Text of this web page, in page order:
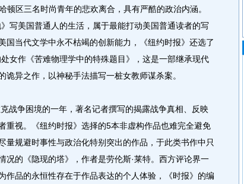
顿区三名时尚青年的悲欢离合，具有严酷的政治内涵。
写美国普通人的生活，属于最能打动美国普通读者的写
国当代文学中永不枯竭的创新能力，《纽约时报》还选了
女作《苦难物理学中的特殊题目》，这是一部继承现代
诡异之作，以神秘手法描写一桩女教师谋杀案。
争困境的一年，著名记者撰写的揭露战争真相、反映
重视。《纽约时报》选择的5本非虚构作品也难完全避免
量规避时事性与政治化特别突出的作品，于此类书作中只
况的《隐现的塔》，作者是劳伦斯·莱特。西方评论界一
作品的永恒性存在于作品表达的个人体验，《时报》的编